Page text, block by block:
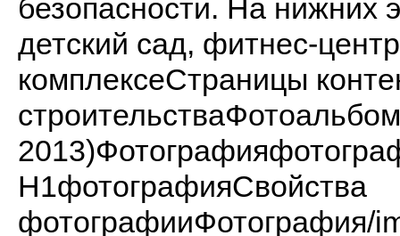
безопасности. На нижних
детский сад, фитнес-
комплексеСтраницы
H1фотографияСвойства
фотографииФотография/